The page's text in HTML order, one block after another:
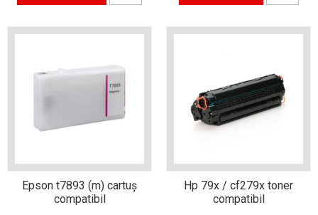
mai de succes spion al
inkjet?
Cum alegi copiatorul pentru
Alegerea scannerului
pentru birou
Cum să prelungești viața
Epson t7893 (m) cartuş
compatibil
Hp 79x / cf279x toner
compatibil